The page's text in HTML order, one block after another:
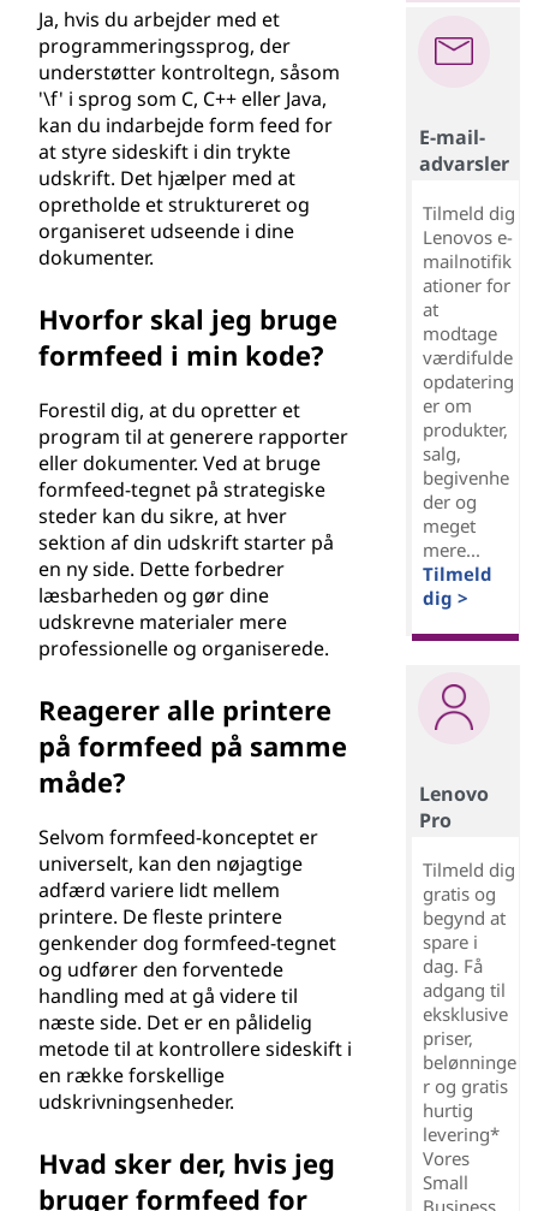
Ja, hvis du arbejder med et
programmeringssprog, der
understøtter kontroltegn, såsom
'\f' i sprog som C, C++ eller Java,
kan du indarbejde form feed for
at styre sideskift i din trykte
udskrift. Det hjælper med at
opretholde et struktureret og
organiseret udseende i dine
dokumenter.
Hvorfor skal jeg bruge
formfeed i min kode?
Forestil dig, at du opretter et
program til at generere rapporter
eller dokumenter. Ved at bruge
formfeed-tegnet på strategiske
steder kan du sikre, at hver
sektion af din udskrift starter på
en ny side. Dette forbedrer
læsbarheden og gør dine
udskrevne materialer mere
professionelle og organiserede.
Reagerer alle printere
på formfeed på samme
måde?
Selvom formfeed-konceptet er
universelt, kan den nøjagtige
adfærd variere lidt mellem
printere. De fleste printere
genkender dog formfeed-tegnet
og udfører den forventede
handling med at gå videre til
næste side. Det er en pålidelig
metode til at kontrollere sideskift i
en række forskellige
udskrivningsenheder.
Hvad sker der, hvis jeg
bruger formfeed for
E-mail-
advarsler
Tilmeld dig
Lenovos e-
mailnotifik
ationer for
at
modtage
værdifulde
opdatering
er om
produkter,
salg,
begivenhe
der og
meget
mere...
Tilmeld
dig >
Lenovo
Pro
Tilmeld dig
gratis og
begynd at
spare i
dag. Få
adgang til
eksklusive
priser,
belønninge
r og gratis
hurtig
levering*
Vores
Small